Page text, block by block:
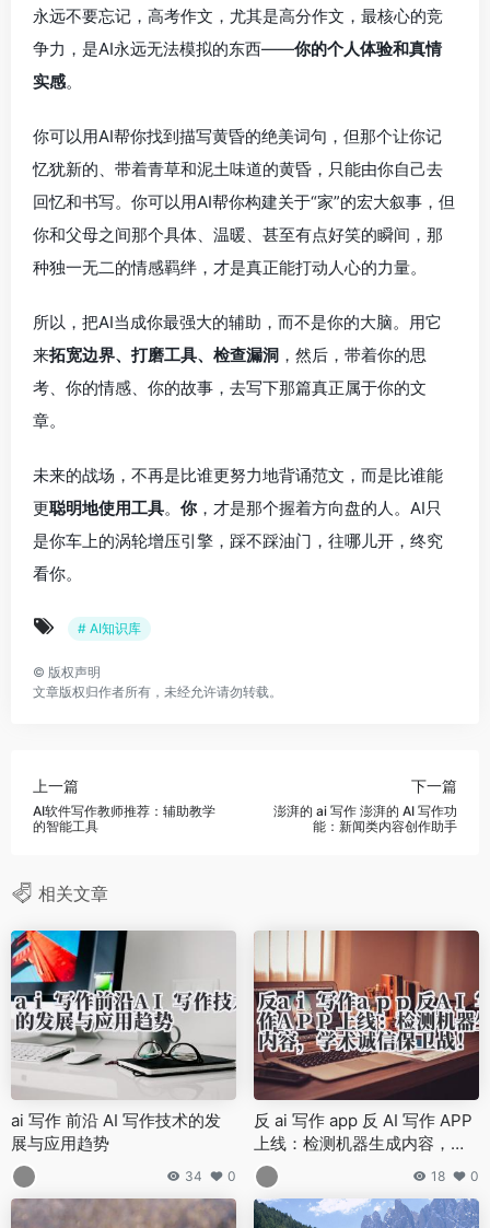
永远不要忘记，高考作文，尤其是高分作文，最核心的竞
争力，是AI永远无法模拟的东西——你的个人体验和真情
实感。
你可以用AI帮你找到描写黄昏的绝美词句，但那个让你记
忆犹新的、带着青草和泥土味道的黄昏，只能由你自己去
回忆和书写。你可以用AI帮你构建关于“家”的宏大叙事，但
你和父母之间那个具体、温暖、甚至有点好笑的瞬间，那
种独一无二的情感羁绊，才是真正能打动人心的力量。
所以，把AI当成你最强大的辅助，而不是你的大脑。用它
来拓宽边界、打磨工具、检查漏洞 ，然后，带着你的思
考、你的情感、你的故事，去写下那篇真正属于你的文
章。
未来的战场，不再是比谁更努力地背诵范文，而是比谁能
更聪明地使用工具。 你，才是那个握着方向盘的人。AI只
是你车上的涡轮增压引擎，踩不踩油门，往哪儿开，终究
看你。
# AI知识库
© 版权声明
文章版权归作者所有，未经允许请勿转载。
上一篇
AI软件写作教师推荐：辅助教学
的智能工具
下一篇
澎湃的 ai 写作 澎湃的 AI 写作功
能：新闻类内容创作助手
相关文章
ai 写作 前沿 AI 写作技术的发
展与应用趋势
34 0
反 ai 写作 app 反 AI 写作 APP
上线：检测机器生成内容，学
术诚信保卫战！
18 0